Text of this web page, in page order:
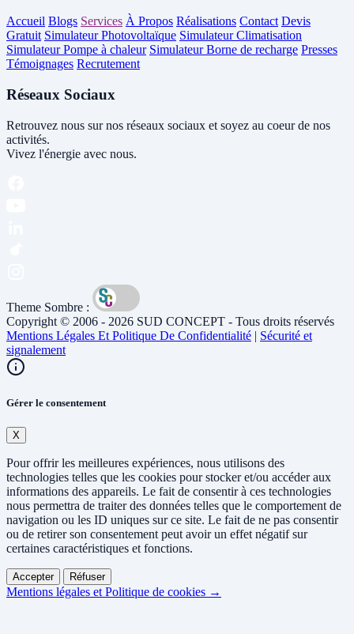
Accueil Blogs Services À Propos Réalisations Contact Devis
Gratuit Simulateur Photovoltaïque Simulateur Climatisation
Simulateur Pompe à chaleur Simulateur Borne de recharge Presses
Témoignages Recrutement
Réseaux Sociaux
Retrouvez nous sur nos réseaux sociaux et soyez au coeur de nos
activités.
Vivez l'énergie avec nous.
Theme Sombre :
Copyright © 2006 - 2026 SUD CONCEPT - Tous droits réservés
Mentions Légales Et Politique De Confidentialité | Sécurité et
signalement
Gérer le consentement
X
Pour offrir les meilleures expériences, nous utilisons des
technologies telles que les cookies pour stocker et/ou accéder aux
informations des appareils. Le fait de consentir à ces technologies
nous permettra de traiter des données telles que le comportement de
navigation ou les ID uniques sur ce site. Le fait de ne pas consentir
ou de retirer son consentement peut avoir un effet négatif sur
certaines caractéristiques et fonctions.
Accepter Réfuser
Mentions légales et Politique de cookies →